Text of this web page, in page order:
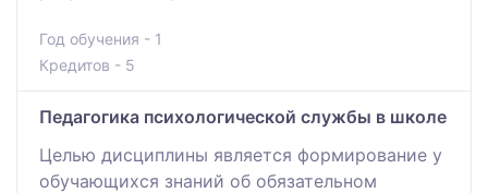
Год обучения - 1
Кредитов - 5
Педагогика психологической службы в школе
Целью дисциплины является формирование у
обучающихся знаний об обязательном